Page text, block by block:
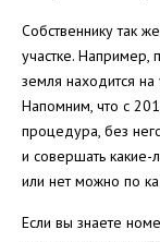
Собственнику так
участке. Например,
земля находится
Напомним, что с
процедура, без
и совершать какие-
или нет можно по
Если вы знаете